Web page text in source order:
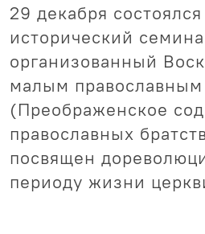
29 декабря
исторический
организованный
малым православным
(Преображенское
православных
посвящен
периоду жизни